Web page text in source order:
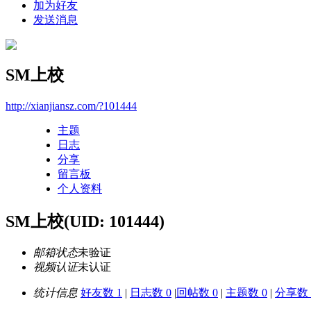
加为好友
发送消息
SM上校
http://xianjiansz.com/?101444
主题
日志
分享
留言板
个人资料
SM上校(UID: 101444)
邮箱状态未验证
视频认证未认证
统计信息 好友数 1 | 日志数 0 |回帖数 0 | 主题数 0 | 分享数